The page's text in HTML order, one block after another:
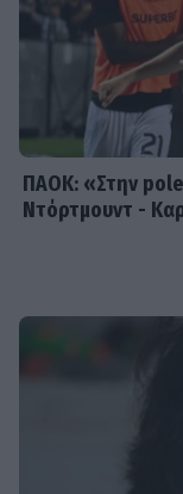
Ρίκα Διαλυνά: Η
που κατέκτησε
καλλιστεία και
ΠΑΟΚ: «Στην
Ντόρτμουντ -